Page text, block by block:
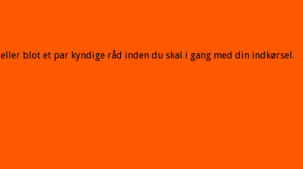
blot et par kyndige råd inden du skal i gang med din indkørsel.